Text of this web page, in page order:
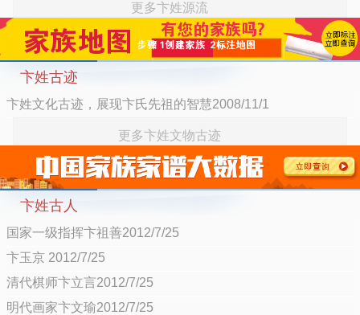
更多卞姓源流
卞姓古迹
卞姓文化古迹，展现卞氏先祖的智慧2008/11/1
更多卞姓文物古迹
卞姓古人
国家一级指挥卞祖善2012/7/25
卞玉京 2012/7/25
清代棋师卞立言2012/7/25
明代画家卞文瑜2012/7/25